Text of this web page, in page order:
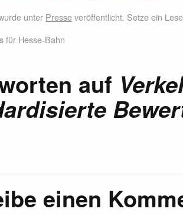
unter Presseveröffentlicht. Setze ein
für Hesse-Bahn
auf
einen